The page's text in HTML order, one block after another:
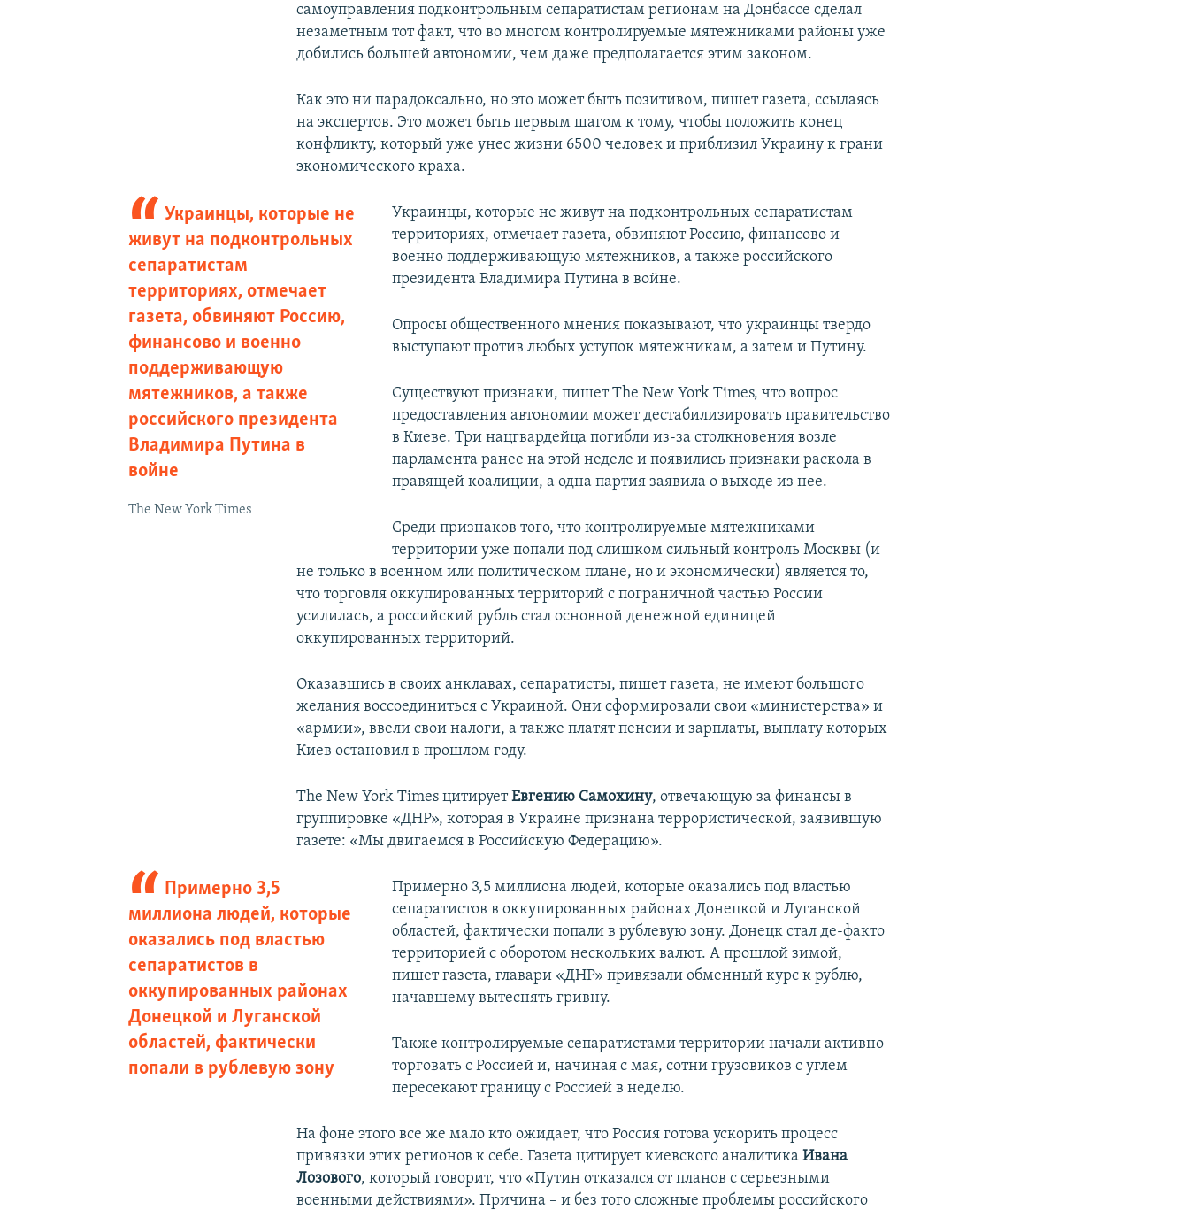
самоуправления подконтрольным сепаратистам регионам на Донбассе сделал
незаметным тот факт, что во многом контролируемые мятежниками районы уже
добились большей автономии, чем даже предполагается этим законом.
Как это ни парадоксально, но это может быть позитивом, пишет газета, ссылаясь
на экспертов. Это может быть первым шагом к тому, чтобы положить конец
конфликту, который уже унес жизни 6500 человек и приблизил Украину к грани
экономического краха.
Украинцы, которые не
живут на подконтрольных
сепаратистам
территориях, отмечает
газета, обвиняют Россию,
финансово и военно
поддерживающую
мятежников, а также
российского президента
Владимира Путина в
войне
The New York Times
Украинцы, которые не живут на подконтрольных сепаратистам
территориях, отмечает газета, обвиняют Россию, финансово и
военно поддерживающую мятежников, а также российского
президента Владимира Путина в войне.
Опросы общественного мнения показывают, что украинцы твердо
выступают против любых уступок мятежникам, а затем и Путину.
Существуют признаки, пишет The New York Times, что вопрос
предоставления автономии может дестабилизировать правительство
в Киеве. Три нацгвардейца погибли из-за столкновения возле
парламента ранее на этой неделе и появились признаки раскола в
правящей коалиции, а одна партия заявила о выходе из нее.
Среди признаков того, что контролируемые мятежниками
территории уже попали под слишком сильный контроль Москвы (и
не только в военном или политическом плане, но и экономически) является то,
что торговля оккупированных территорий с пограничной частью России
усилилась, а российский рубль стал основной денежной единицей
оккупированных территорий.
Оказавшись в своих анклавах, сепаратисты, пишет газета, не имеют большого
желания воссоединиться с Украиной. Они сформировали свои «министерства» и
«армии», ввели свои налоги, а также платят пенсии и зарплаты, выплату которых
Киев остановил в прошлом году.
The New York Times цитируетЕвгению Самохину, отвечающую за финансы в
группировке «ДНР», которая в Украине признана террористической, заявившую
газете: «Мы двигаемся в Российскую Федерацию».
Примерно 3,5
миллиона людей, которые
оказались под властью
сепаратистов в
оккупированных районах
Донецкой и Луганской
областей, фактически
попали в рублевую зону
Примерно 3,5 миллиона людей, которые оказались под властью
сепаратистов в оккупированных районах Донецкой и Луганской
областей, фактически попали в рублевую зону. Донецк стал де-факто
территорией с оборотом нескольких валют. А прошлой зимой,
пишет газета, главари «ДНР» привязали обменный курс к рублю,
начавшему вытеснять гривну.
Также контролируемые сепаратистами территории начали активно
торговать с Россией и, начиная с мая, сотни грузовиков с углем
пересекают границу с Россией в неделю.
На фоне этого все же мало кто ожидает, что Россия готова ускорить процесс
привязки этих регионов к себе. Газета цитирует киевского аналитикаИвана
Лозового, который говорит, что «Путин отказался от планов с серьезными
военными действиями». Причина – и без того сложные проблемы российского